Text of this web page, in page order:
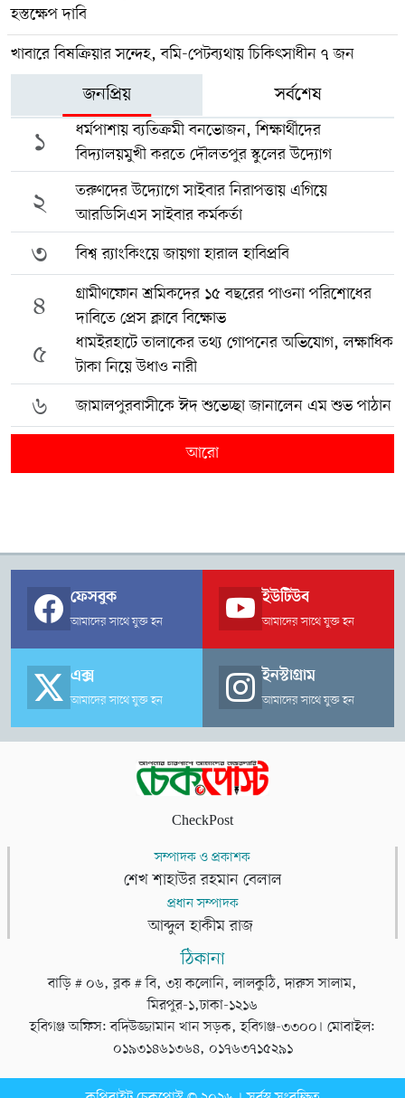
হস্তক্ষেপ দাবি
খাবারে বিষক্রিয়ার সন্দেহ, বমি-পেটব্যথায় চিকিৎসাধীন ৭ জন
জনপ্রিয় সর্বশেষ
১
ধর্মপাশায় ব্যতিক্রমী বনভোজন, শিক্ষার্থীদের
বিদ্যালয়মুখী করতে দৌলতপুর স্কুলের উদ্যোগ
২
তরুণদের উদ্যোগে সাইবার নিরাপত্তায় এগিয়ে
আরডিসিএস সাইবার কর্মকর্তা
৩ বিশ্ব র‍্যাংকিংয়ে জায়গা হারাল হাবিপ্রবি
৪
গ্রামীণফোন শ্রমিকদের ১৫ বছরের পাওনা পরিশোধের
দাবিতে প্রেস ক্লাবে বিক্ষোভ
৫
ধামইরহাটে তালাকের তথ্য গোপনের অভিযোগ, লক্ষাধিক
টাকা নিয়ে উধাও নারী
৬ জামালপুরবাসীকে ঈদ শুভেচ্ছা জানালেন এম শুভ পাঠান
আরো
ফেসবুক
আমাদের সাথে যুক্ত হন
ইউটিউব
আমাদের সাথে যুক্ত হন
এক্স
আমাদের সাথে যুক্ত হন
ইনস্টাগ্রাম
আমাদের সাথে যুক্ত হন
CheckPost
সম্পাদক ও প্রকাশক
শেখ শাহাউর রহমান বেলাল
প্রধান সম্পাদক
আব্দুল হাকীম রাজ
ঠিকানা
বাড়ি # ০৬, ব্লক # বি, ৩য় কলোনি, লালকুঠি, দারুস সালাম,
মিরপুর-১,ঢাকা-১২১৬
হবিগঞ্জ অফিস: বদিউজ্জামান খান সড়ক, হবিগঞ্জ-৩৩০০। মোবাইল:
০১৯৩১৪৬১৩৬৪, ০১৭৬৩৭১৫২৯১